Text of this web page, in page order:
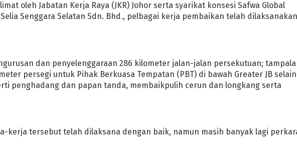
oleh Jabatan Kerja Raya (JKR) Johor serta syarikat konsesi Safwa Global
Senggara Selatan Sdn. Bhd., pelbagai kerja pembaikan telah dilaksanakan
dan penyelenggaraan 286 kilometer jalan-jalan persekutuan;
persegi untuk Pihak Berkuasa Tempatan (PBT) di bawah Greater JB selain
penghadang dan papan tanda, membaikpulih cerun dan longkang serta
kerja tersebut telah dilaksana dengan baik, namun masih banyak lagi